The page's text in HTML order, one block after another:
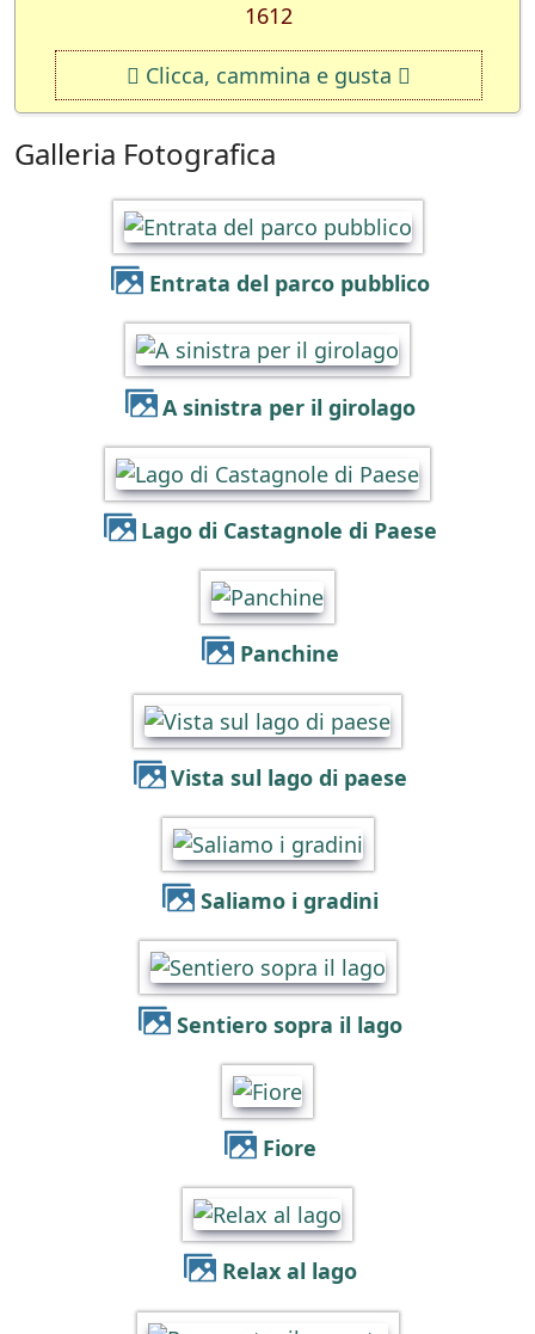
1612
Clicca, cammina e gusta
Galleria Fotografica
Entrata del parco pubblico
A sinistra per il girolago
Lago di Castagnole di Paese
Panchine
Vista sul lago di paese
Saliamo i gradini
Sentiero sopra il lago
Fiore
Relax al lago